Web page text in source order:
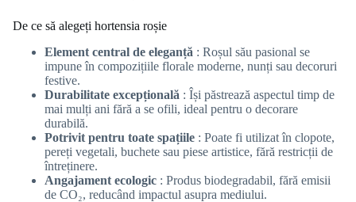
De ce să alegeți hortensia roșie
Element central de eleganță : Roșul său pasional se
impune în compozițiile florale moderne, nunți sau decoruri
festive.
Durabilitate excepțională : Își păstrează aspectul timp de
mai mulți ani fără a se ofili, ideal pentru o decorare
durabilă.
Potrivit pentru toate spațiile : Poate fi utilizat în clopote,
pereți vegetali, buchete sau piese artistice, fără restricții de
întreținere.
Angajament ecologic : Produs biodegradabil, fără emisii
de CO₂, reducând impactul asupra mediului.